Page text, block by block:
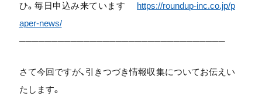
ひ。毎日申込み来ています https://roundup-inc.co.jp/p
aper-news/
────────────────────────────────
さて今回ですが、引きつづき情報収集についてお伝えい
たします。